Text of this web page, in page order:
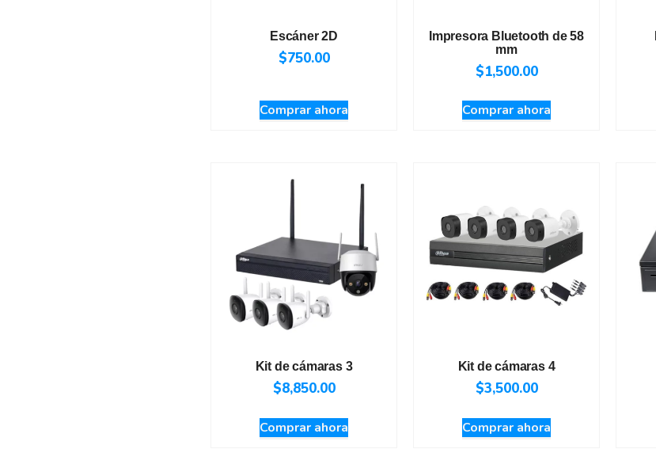
Escáner 2D
$750.00
Comprar ahora
Impresora Bluetooth de 58
mm
$1,500.00
Comprar ahora
Kit de cámaras 3
$8,850.00
Comprar ahora
Kit de cámaras 4
$3,500.00
Comprar ahora